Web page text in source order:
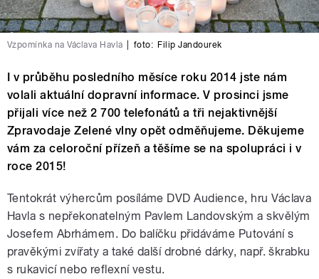
Vzpomínka na Václava Havla foto: Filip Jandourek
I v průběhu posledního měsíce roku 2014 jste nám
volali aktuální dopravní informace. V prosinci jsme
přijali více než 2 700 telefonátů a tři nejaktivnější
Zpravodaje Zelené vlny opět odměňujeme. Děkujeme
vám za celoroční přízeň a těšíme se na spolupráci i v
roce 2015!
Tentokrát výhercům posíláme DVD Audience, hru Václava
Havla s nepřekonatelným Pavlem Landovským a skvělým
Josefem Abrhámem. Do balíčku přidáváme Putování s
pravěkými zvířaty a také další drobné dárky, např. škrabku
s rukavicí nebo reflexní vestu.